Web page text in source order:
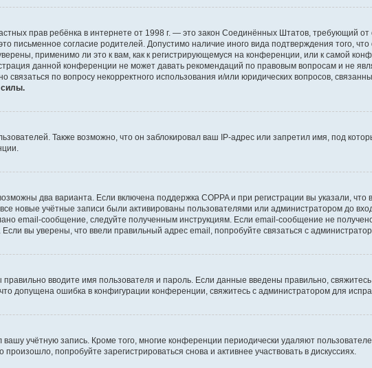
прав ребёнка в интернете от 1998 г. — это закон Соединённых Штатов, требующий от
письменное согласие родителей. Допустимо наличие иного вида подтверждения того,
применимо ли это к вам, как к регистрирующемуся на конференции, или к самой
данной конференции не может давать рекомендаций по правовым вопросам и не
по вопросу некорректного использования и/или юридических вопросов,
силы.
Также возможно, что он заблокировал ваш IP-адрес или запретил имя, под
два варианта. Если включена поддержка COPPA и при регистрации вы указали, что
новые учётные записи были активированы пользователями или администратором до
email-сообщение, следуйте полученным инструкциям. Если email-сообщение не
вы уверены, что ввели правильный адрес email, попробуйте связаться с
вводите имя пользователя и пароль. Если данные введены правильно,
допущена ошибка в конфигурации конференции, свяжитесь с администратором для
учётную запись. Кроме того, многие конференции периодически удаляют
попробуйте зарегистрироваться снова и активнее участвовать в дискуссиях.